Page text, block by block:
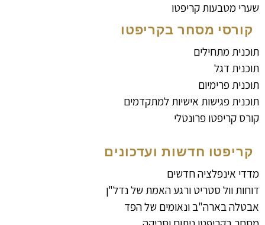
שערי מטבעות קריפטו
קורסי מסחר בקריפטו
תוכנית מתחילים
תוכנית דגל
תוכנית פרימיום
תוכנית פגישות אישיות למתקדמים
קורס קריפטו פרונטלי
קריפטו חדשות ועדכונים
מדדי אינפלציה חדשים
דוחות וול סטריט ורגע האמת של נדל"ן
אבטלה בארה"ב ונאומים של הפד